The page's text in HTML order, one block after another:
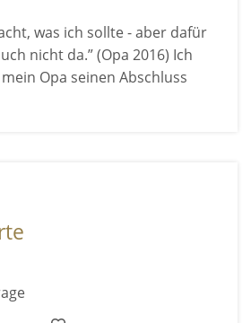
was ich sollte - aber dafür
nicht da.” (Opa 2016) Ich
Opa seinen Abschluss